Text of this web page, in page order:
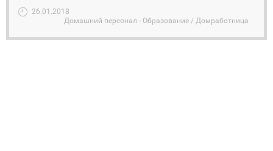
26.01.2018
Домашний персонал - Образование / Домработница